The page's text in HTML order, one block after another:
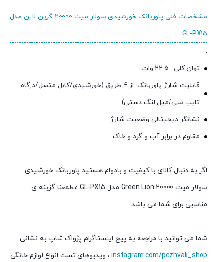
مشخصات فنی پاوربانک خورشیدی سولار میت 20000 گرین لاین مدل
GL-PX15
:
توان کلی : 22.5 وات
قابلیت شارژ پاوربانک: از 4 طریق (خورشیدی/کابل متصل/درگاه
تایپ سی/میل لنگ دستی)
نشانگر دیجیتالی وضعیت شارژ
مقاوم در برابر آب و گرد و خاک
اگر به دنبال کالای با کیفیت و بادوام هستید پاوربانک خورشیدی
سولار میت 20000 Green Lion مدل GL-PX15 مطمعنا گزینه ی
مناسبی برای شما می باشد.
شما می توانید با مراجعه به پیج اینستاگرام پژواک شاپ به نشانی
instagram.com/pezhvak_shop ، ویدیوهای تست انواع لوازم خانگی